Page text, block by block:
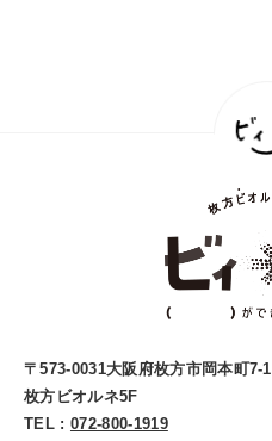
〒573-0031大阪府枚方市岡本町7-1
枚方ビオルネ5F
TEL : 072-800-1919